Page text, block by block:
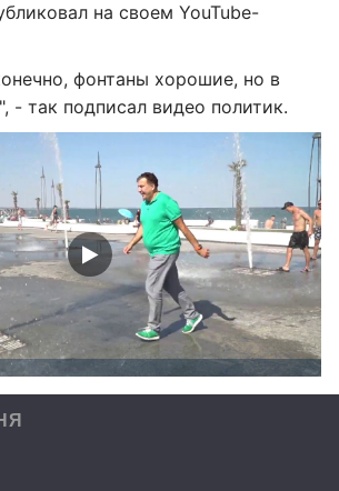
на своем YouTube-
фонтаны хорошие, но в
- так подписал видео политик.